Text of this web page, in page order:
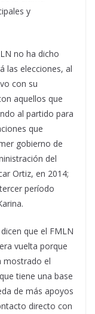
y
no ha dicho
las elecciones, al
con su
aquellos que
al partido para
que
gobierno de
del
Ortiz, en 2014;
período
que el FMLN
vuelta porque
mostrado el
tiene una base
de más apoyos
directo con